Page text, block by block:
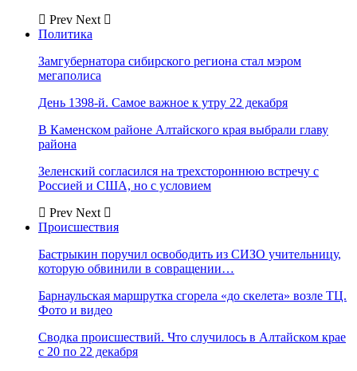
Prev Next
Политика
Замгубернатора сибирского региона стал мэром
мегаполиса
День 1398-й. Самое важное к утру 22 декабря
В Каменском районе Алтайского края выбрали главу
района
Зеленский согласился на трехстороннюю встречу с
Россией и США, но с условием
Prev Next
Происшествия
Бастрыкин поручил освободить из СИЗО учительницу,
которую обвинили в совращении…
Барнаульская маршрутка сгорела «до скелета» возле ТЦ.
Фото и видео
Сводка происшествий. Что случилось в Алтайском крае
с 20 по 22 декабря